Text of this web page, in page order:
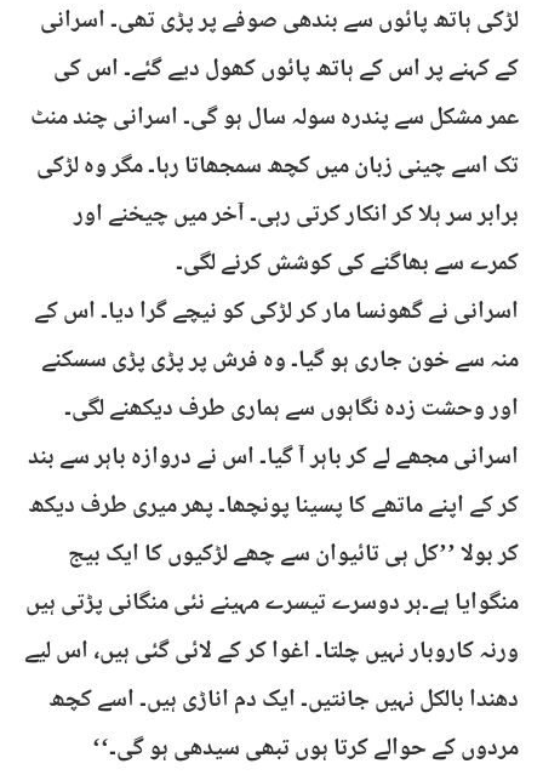
لڑکی ہاتھ پائوں سے بندھی صوفے پر پڑی تھی۔ اسرانی
کے کہنے پر اس کے ہاتھ پائوں کھول دیے گئے۔ اس کی
عمر مشکل سے پندرہ سولہ سال ہو گی۔ اسرانی چند منٹ
تک اسے چینی زبان میں کچھ سمجھاتا رہا۔ مگر وہ لڑکی
برابر سر ہلا کر انکار کرتی رہی۔ آخر میں چیخنے اور
کمرے سے بھاگنے کی کوشش کرنے لگی۔
اسرانی نے گھونسا مار کر لڑکی کو نیچے گرا دیا۔ اس کے
منہ سے خون جاری ہو گیا۔ وہ فرش پر پڑی پڑی سسکنے
اور وحشت زدہ نگاہوں سے ہماری طرف دیکھنے لگی۔
اسرانی مجھے لے کر باہر آ گیا۔ اس نے دروازہ باہر سے بند
کر کے اپنے ماتھے کا پسینا پونچھا۔ پھر میری طرف دیکھ
کر بولا ’’کل ہی تائیوان سے چھے لڑکیوں کا ایک بیج
منگوایا ہے۔ہر دوسرے تیسرے مہینے نئی منگانی پڑتی ہیں
ورنہ کاروبار نہیں چلتا۔ اغوا کر کے لائی گئی ہیں، اس لیے
دھندا بالکل نہیں جانتیں۔ ایک دم اناڑی ہیں۔ اسے کچھ
مردوں کے حوالے کرتا ہوں تبھی سیدھی ہو گی۔‘‘